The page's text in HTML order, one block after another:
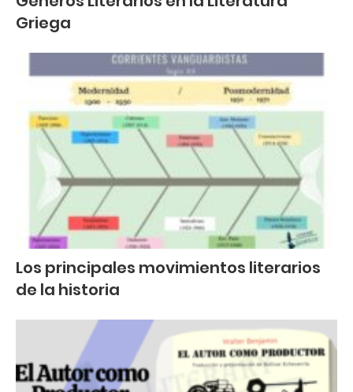
Griega
Los principales movimientos literarios
de la historia